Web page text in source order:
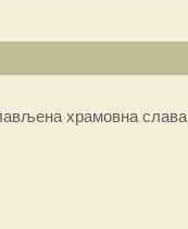
храмовна слава